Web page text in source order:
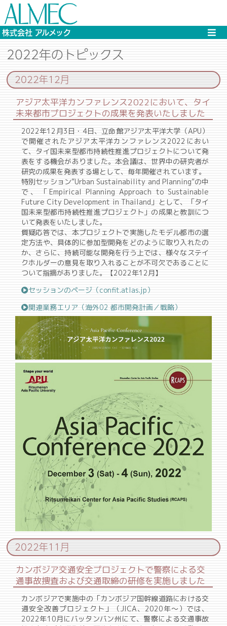
株式会社 アルメック
2022年のトピックス
2022年12月
アジア太平洋カンファレンス2022において、タイ
未来都市プロジェクトの成果を発表いたしました
2022年12月3日・4日、立命館アジア太平洋大学（APU）
で開催されたアジア太平洋カンファレンス2022におい
て、タイ国未来型都市持続性推進プロジェクトについて発
表をする機会がありました。本会議は、世界中の研究者が
研究の成果を発表する場として、毎年開催されています。
特別セッション“Urban Sustainability and Planning“の中
で、「Empirical Planning Approach to Sustainable
Future City Development in Thailand」として、「タイ
国未来型都市持続性推進プロジェクト」の成果と教訓につ
いて発表をいたしました。
質疑応答では、本プロジェクトで実施したモデル都市の選
定方法や、具体的に参加型開発をどのように取り入れたの
か、さらに、持続可能な開発を行う上では、様々なステイ
クホルダーの意見を取り入れることが不可欠であることに
ついて指摘がありました。【2022年12月】
セッションのページ（confit.atlas.jp）
関連業務エリア（海外02 都市開発計画／戦略）
2022年11月
カンボジア交通安全プロジェクトで警察による交
通事故捜査および交通取締の研修を実施しました
カンボジアで実施中の「カンボジア国幹線道路における交
通安全改善プロジェクト」（JICA、2020年～）では、
2022年10月にバッタンバン州にて、警察による交通事故